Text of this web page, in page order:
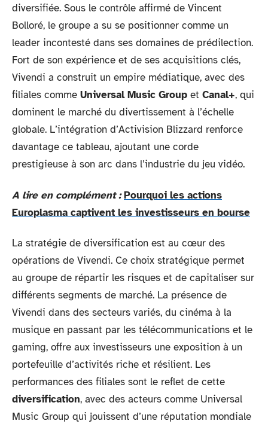
diversifiée. Sous le contrôle affirmé de Vincent
Bolloré, le groupe a su se positionner comme un
leader incontesté dans ses domaines de prédilection.
Fort de son expérience et de ses acquisitions clés,
Vivendi a construit un empire médiatique, avec des
filiales comme Universal Music Group et Canal+, qui
dominent le marché du divertissement à l’échelle
globale. L’intégration d’Activision Blizzard renforce
davantage ce tableau, ajoutant une corde
prestigieuse à son arc dans l’industrie du jeu vidéo.
A lire en complément : Pourquoi les actions
Europlasma captivent les investisseurs en bourse
La stratégie de diversification est au cœur des
opérations de Vivendi. Ce choix stratégique permet
au groupe de répartir les risques et de capitaliser sur
différents segments de marché. La présence de
Vivendi dans des secteurs variés, du cinéma à la
musique en passant par les télécommunications et le
gaming, offre aux investisseurs une exposition à un
portefeuille d’activités riche et résilient. Les
performances des filiales sont le reflet de cette
diversification, avec des acteurs comme Universal
Music Group qui jouissent d’une réputation mondiale